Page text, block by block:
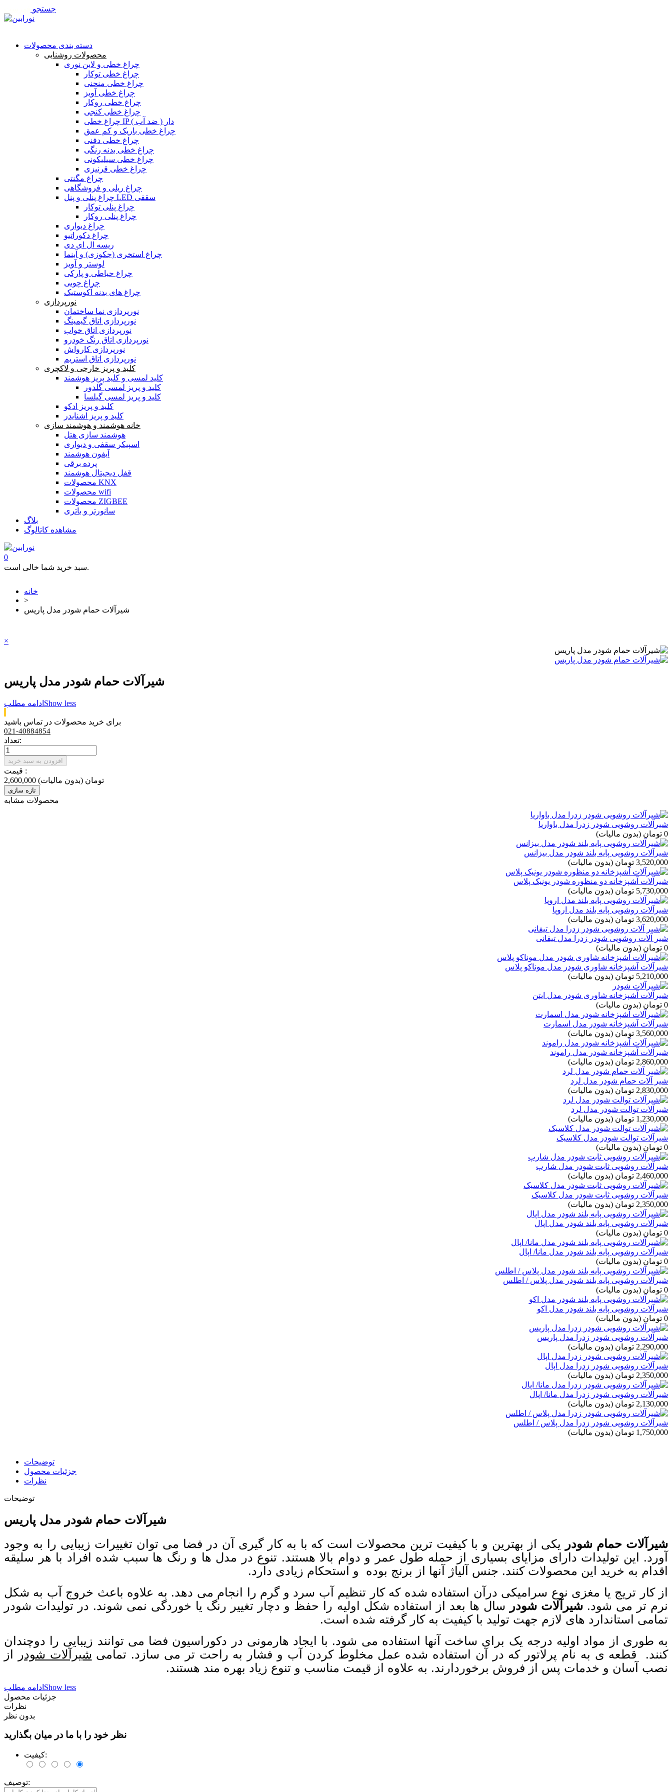
جستجو
دسته بندی محصولات
محصولات روشنایی
چراغ خطی و لاین نوری
چراغ خطی توکار
چراغ خطی منحنی
چراغ خطی آویز
چراغ خطی روکار
چراغ خطی کنجی
چراغ خطی IP دار ( ضد آب )
چراغ خطی باریک و کم عمق
چراغ خطی دفنی
چراغ خطی بدنه رنگی
چراغ خطی سیلیکونی
چراغ خطی قرنیزی
چراغ مگنتی
چراغ ریلی و فروشگاهی
چراغ پنلی و پنل LED سقفی
چراغ پنلی توکار
چراغ پنلی روکار
چراغ دیواری
چراغ دکوراتیو
ریسه ال ای دی
چراغ استخری (جکوزی) و آبنما
لوستر و آویز
چراغ حیاطی و پارکی
چراغ چوبی
چراغ های بدنه آکوستیک
نورپردازی
نورپردازی نما ساختمان
نورپردازی اتاق گیمینگ
نورپردازی اتاق خواب
نورپردازی اتاق رنگ خودرو
نورپردازی کارواش
نورپردازی اتاق استریم
کلید و پریز خارجی و لاکچری
کلید لمسی و کلید پریز هوشمند
کلید و پریز لمسی گلدور
کلید و پریز لمسی گیلسا
کلید و پریز ادکو
کلید و پریز اشنایدر
خانه هوشمند و هوشمند سازی
هوشمند سازی هتل
اسپیکر سقفی و دیواری
آیفون هوشمند
پرده برقی
قفل دیجیتال هوشمند
محصولات KNX
محصولات wifi
محصولات ZIGBEE
سانورتر و باتری
بلاگ
مشاهده کاتالوگ
0
سبد خرید شما خالی است.
خانه
>
شیرآلات حمام شودر مدل پاریس
×
شیرآلات حمام شودر مدل پاریس
ادامه مطلب Show less
برای خرید محصولات در تماس باشید
021-40884854
تعداد:
افزودن به سبد خرید
قیمت :
2,600,000 تومان (بدون مالیات)
محصولات مشابه
شیرآلات روشویی شودر زدرا مدل باواریا
0 تومان
(بدون مالیات)
شیرآلات روشویی پایه بلند شودر مدل بیزانس
3,520,000 تومان
(بدون مالیات)
شیرآلات آشپزخانه دو منظوره شودر یونیک پلاس
5,730,000 تومان
(بدون مالیات)
شیرآلات روشویی پایه بلند مدل اروپا
3,620,000 تومان
(بدون مالیات)
شیر آلات روشویی شودر زدرا مدل تیفانی
0 تومان
(بدون مالیات)
شیرآلات آشپزخانه شاوری شودر مدل موناکو پلاس
5,210,000 تومان
(بدون مالیات)
شیرآلات آشپزخانه شاوری شودر مدل ایتن
0 تومان
(بدون مالیات)
شیرآلات آشپزخانه شودر مدل اسمارت
3,560,000 تومان
(بدون مالیات)
شیرآلات آشپزخانه شودر مدل راموند
2,860,000 تومان
(بدون مالیات)
شیر آلات حمام شودر مدل لرد
2,830,000 تومان
(بدون مالیات)
شیرآلات توالت شودر مدل لرد
1,230,000 تومان
(بدون مالیات)
شیرآلات توالت شودر مدل کلاسیک
0 تومان
(بدون مالیات)
شیرآلات روشویی ثابت شودر مدل شارپ
2,460,000 تومان
(بدون مالیات)
شیرآلات روشویی ثابت شودر مدل کلاسیک
2,350,000 تومان
(بدون مالیات)
شیرآلات روشویی پایه بلند شودر مدل اپال
0 تومان
(بدون مالیات)
شیرآلات روشویی پایه بلند شودر مدل مانا/ اپال
0 تومان
(بدون مالیات)
شیرآلات روشویی پایه بلند شودر مدل پلاس / اطلس
0 تومان
(بدون مالیات)
شیرآلات روشویی پایه بلند شودر مدل اکو
0 تومان
(بدون مالیات)
شیرآلات روشویی شودر زدرا مدل پاریس
2,290,000 تومان
(بدون مالیات)
شیرآلات روشویی شودر زدرا مدل اپال
2,350,000 تومان
(بدون مالیات)
شیرآلات روشویی شودر زدرا مدل مانا/ اپال
2,130,000 تومان
(بدون مالیات)
شیرآلات روشویی شودر زدرا مدل پلاس / اطلس
1,750,000 تومان
(بدون مالیات)
توضیحات
جزئیات محصول
نظرات
توضیحات
شیرآلات حمام شودر مدل پاریس
شیرآلات حمام شودر
یکی از بهترین و با کیفیت ترین محصولات است که با به کار گیری آن در فضا می توان تغییرات زیبایی را به وجود
آورد. این تولیدات دارای مزایای بسیاری از حمله طول عمر و دوام بالا هستند. تنوع در مدل ها و رنگ ها سبب شده افراد با هر سلیقه
اقدام به خرید این محصولات کنند. جنس آلیاژ آنها از برنج بوده و استحکام زیادی دارد.
از کار تریج یا مغزی نوع سرامیکی درآن استفاده شده که کار تنظیم آب سرد و گرم را انجام می دهد. به علاوه باعث خروج آب به شکل
نرم تر می شود.شیرآلات شودر سال ها بعد از استفاده شکل اولیه را حفظ و دچار تغییر رنگ یا خوردگی نمی شوند. در تولیدات شودر
تمامی استاندارد های لازم جهت تولید با کیفیت به کار گرفته شده است.
به طوری از مواد اولیه درجه یک برای ساخت آنها استفاده می شود. با ایجاد هارمونی در دکوراسیون فضا می توانند زیبایی را دوچندان
کنند. قطعه ی به نام پرلاتور که در آن استفاده شده عمل مخلوط کردن آب و فشار به راحت تر می سازد. تمامی شیرآلات شودر
از
نصب آسان و خدمات پس از فروش برخوردارند. به علاوه از قیمت مناسب و تنوع زیاد بهره مند هستند.
ادامه مطلب Show less
جزئیات محصول
نظرات
بدون نظر
نظر خود را با ما در میان بگذارید
کیفیت:
توصیف: